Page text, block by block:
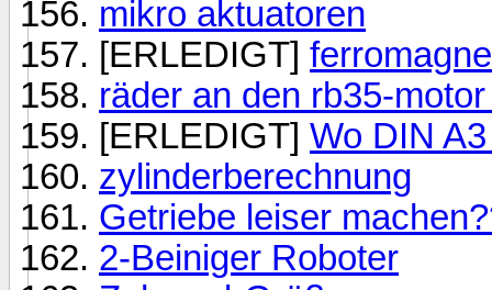
mikro aktuatoren
[ERLEDIGT]
räder an den rb35-
[ERLEDIGT] Wo DIN
zylinderberechnung
Getriebe leiser
2-Beiniger Roboter